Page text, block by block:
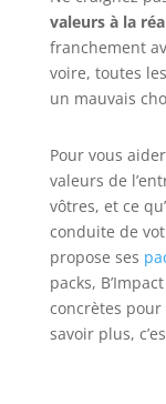
valeurs à la
franchement
voire, toutes
un mauvais
Pour vous
valeurs de
vôtres, et ce
conduite de
propose ses
packs,
concrètes pour
savoir plus,